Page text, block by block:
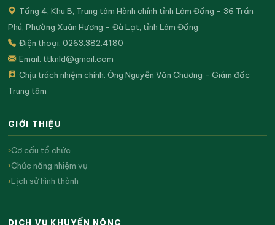
Tầng 4, Khu B, Trung tâm Hành chính tỉnh Lâm Đồng - 36 Trần
Phú, Phường Xuân Hương - Đà Lạt, tỉnh Lâm Đồng
Điện thoại: 0263.382.4180
Email: ttknld@gmail.com
Chịu trách nhiệm chính: Ông Nguyễn Văn Chương - Giám đốc
Trung tâm
GIỚI THIỆU
Cơ cấu tổ chức
Chức năng nhiệm vụ
Lịch sử hình thành
DỊCH VỤ KHUYẾN NÔNG